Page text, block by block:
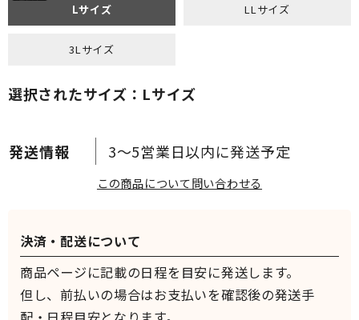
3～5営業日以内に発送予定
Lサイズ LLサイズ
3Lサイズ
選択されたサイズ：Lサイズ
この商品について問い合わせる
決済・配送について
商品ページに記載の日程を目安に発送します。
但し、前払いの場合はお支払いを確認後の発送手